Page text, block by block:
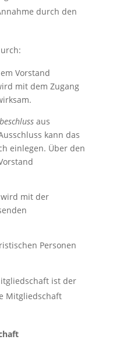
durch den
Vorstand
mit dem Zugang
aus
kann das
einlegen. Über den
wird mit der
Personen
ist der
Mitgliedschaft